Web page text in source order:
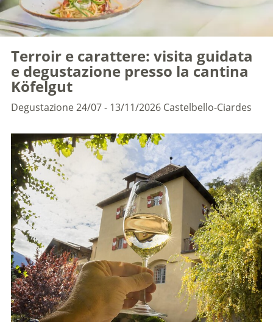
Terroir e carattere: visita guidata
e degustazione presso la cantina
Köfelgut
Degustazione24/07 - 13/11/2026 Castelbello-Ciardes